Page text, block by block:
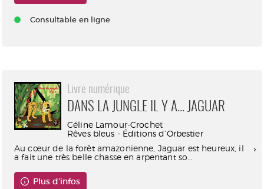
Consultable en ligne
Livre numérique
DANS LA JUNGLE IL Y A... JAGUAR
Céline Lamour-Crochet
Rêves bleus - Éditions d’Orbestier
Au cœur de la forêt amazonienne, Jaguar est heureux, il
a fait une très belle chasse en arpentant so...
Plus d'infos